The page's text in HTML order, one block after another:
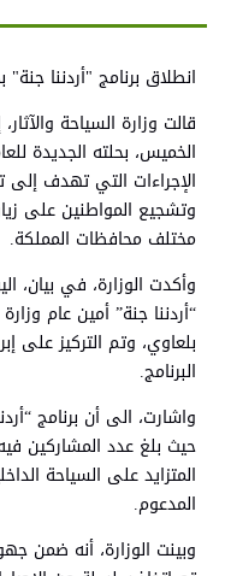
انطلاق برنامج "أردننا
قالت وزارة السياحة
الإجراءات التي تهدف إلى
وتشجيع المواطنين على
مختلف محافظات المملكة.
وأكدت الوزارة، في بيان،
“أردننا جنة” أمين عام
بلعاوي، وتم التركيز على
البرنامج.
المتزايد على السياحة
المدعوم.
وبينت الوزارة، أنه ضمن